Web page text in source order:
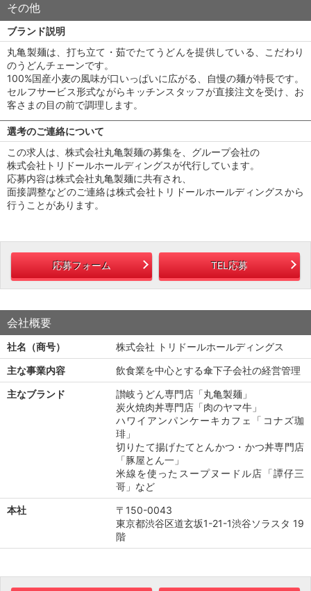
その他
ブランド説明
丸亀製麺は、打ち立て・茹でたてうどんを提供している、こだわり
のうどんチェーンです。
100%国産小麦の風味が口いっぱいに広がる、自慢の麺が特長です。
セルフサービス形式ながらキッチンスタッフが直接注文を受け、お
客さまの目の前で調理します。
選考のご連絡について
この求人は、株式会社丸亀製麺の募集を、グループ会社の
株式会社トリドールホールディングスが代行しています。
応募内容は株式会社丸亀製麺に共有され、
面接調整などのご連絡は株式会社トリドールホールディングスから
行うことがあります。
応募フォーム TEL応募
会社概要
社名（商号）
株式会社 トリドールホールディングス
主な事業内容
飲食業を中心とする傘下子会社の経営管理
主なブランド
讃岐うどん専門店「丸亀製麺」
炭火焼肉丼専門店「肉のヤマ牛」
ハワイアンパンケーキカフェ「コナズ珈
琲」
切りたて揚げたてとんかつ・かつ丼専門店
「豚屋とん一」
米線を使ったスープヌードル店「譚仔三
哥」など
本社
〒150-0043
東京都渋谷区道玄坂1-21-1渋谷ソラスタ 19
階